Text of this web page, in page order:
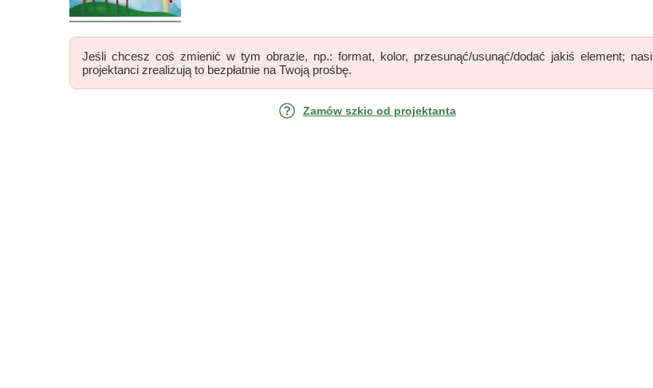
Jeśli chcesz coś zmienić w tym obrazie, np.: format, kolor, przesunąć/usunąć/dodać jakiś element; nasi
projektanci zrealizują to bezpłatnie na Twoją prośbę.
Zamów szkic od projektanta